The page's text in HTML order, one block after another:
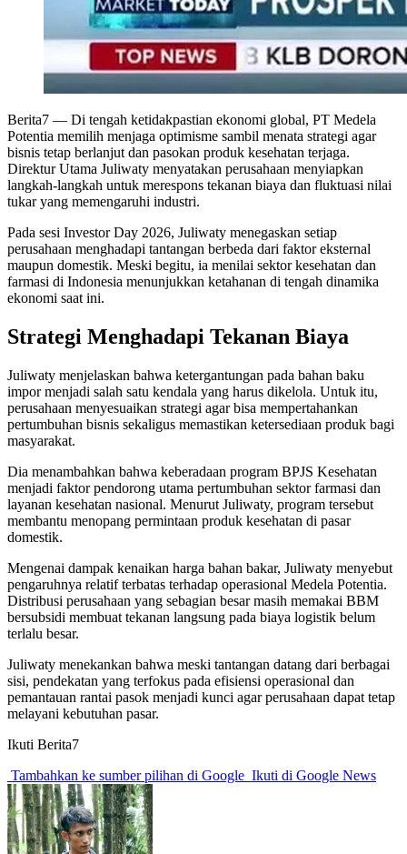
Berita7 — Di tengah ketidakpastian ekonomi global, PT Medela
Potentia memilih menjaga optimisme sambil menata strategi agar
bisnis tetap berlanjut dan pasokan produk kesehatan terjaga.
Direktur Utama Juliwaty menyatakan perusahaan menyiapkan
langkah-langkah untuk merespons tekanan biaya dan fluktuasi nilai
tukar yang memengaruhi industri.
Pada sesi Investor Day 2026, Juliwaty menegaskan setiap
perusahaan menghadapi tantangan berbeda dari faktor eksternal
maupun domestik. Meski begitu, ia menilai sektor kesehatan dan
farmasi di Indonesia menunjukkan ketahanan di tengah dinamika
ekonomi saat ini.
Strategi Menghadapi Tekanan Biaya
Juliwaty menjelaskan bahwa ketergantungan pada bahan baku
impor menjadi salah satu kendala yang harus dikelola. Untuk itu,
perusahaan menyesuaikan strategi agar bisa mempertahankan
pertumbuhan bisnis sekaligus memastikan ketersediaan produk bagi
masyarakat.
Dia menambahkan bahwa keberadaan program BPJS Kesehatan
menjadi faktor pendorong utama pertumbuhan sektor farmasi dan
layanan kesehatan nasional. Menurut Juliwaty, program tersebut
membantu menopang permintaan produk kesehatan di pasar
domestik.
Mengenai dampak kenaikan harga bahan bakar, Juliwaty menyebut
pengaruhnya relatif terbatas terhadap operasional Medela Potentia.
Distribusi perusahaan yang sebagian besar masih memakai BBM
bersubsidi membuat tekanan langsung pada biaya logistik belum
terlalu besar.
Juliwaty menekankan bahwa meski tantangan datang dari berbagai
sisi, pendekatan yang terfokus pada efisiensi operasional dan
pemantauan rantai pasok menjadi kunci agar perusahaan dapat tetap
melayani kebutuhan pasar.
Ikuti Berita7
Tambahkan ke sumber pilihan di Google Ikuti di Google News